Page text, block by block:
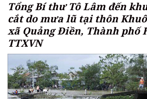
Tổng Bí thư Tô Lâm đến
cắt do mưa lũ tại thôn
xã Quảng Điền, Thành phố
TTXVN